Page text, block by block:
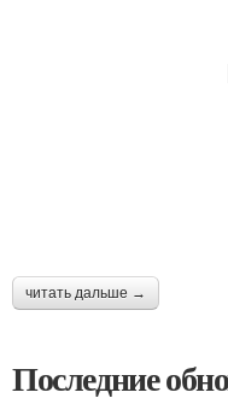
читать дальше →
Последние